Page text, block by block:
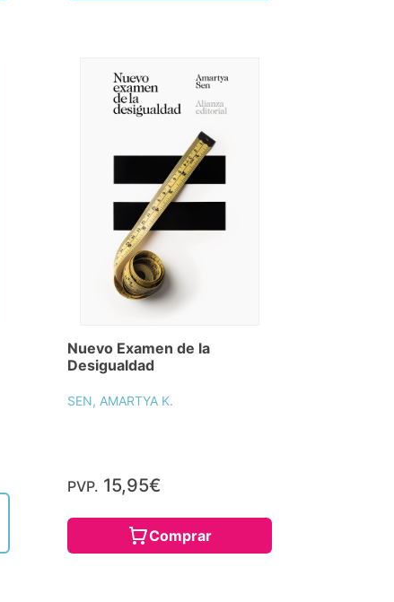
Nuevo Examen de la
Desigualdad
SEN, AMARTYA K.
PVP. 15,95€
Comprar